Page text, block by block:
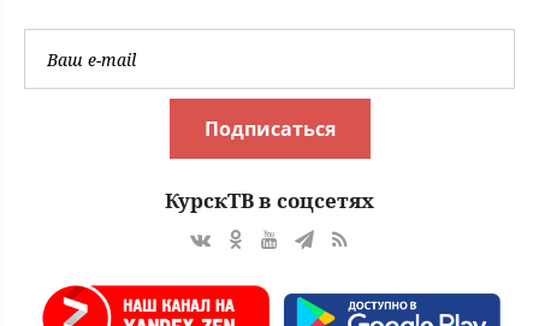
Подписаться
КурскТВ в соцсетях